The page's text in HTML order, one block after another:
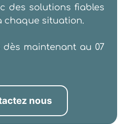
des solutions fiables
chaque situation.
dès maintenant au 07
nous